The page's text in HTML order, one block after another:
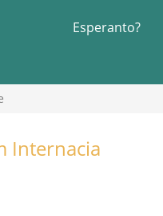
Esperanto?
Internacia